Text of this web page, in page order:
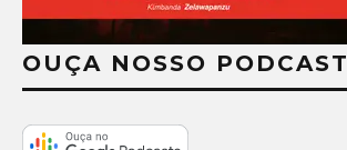
OUÇA NOSSO PODCAST